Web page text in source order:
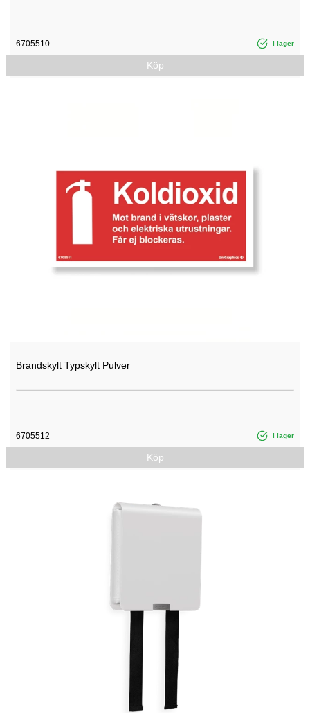
6705510 i lager
Köp
Brandskylt Typskylt Pulver
6705512 i lager
Köp